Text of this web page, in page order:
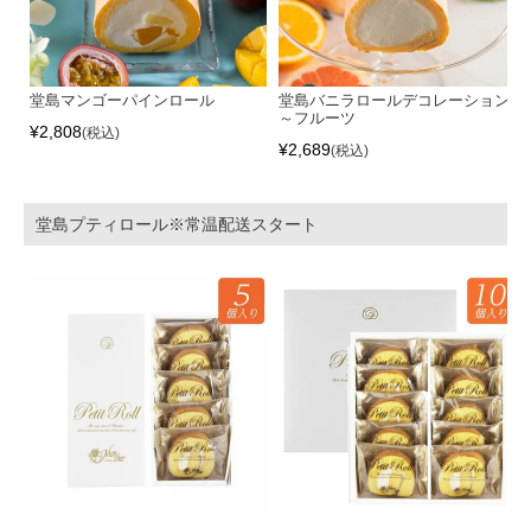
堂島マンゴーパインロール
¥2,808 税込
堂島バニラロールデコレーション
～フルーツ
¥2,689 税込
堂島プティロール※常温配送スタート